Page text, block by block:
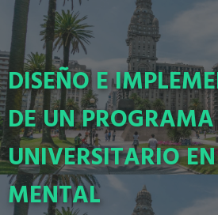
DISEÑO E
DE UN
UNIVERSITARIO
MENTAL